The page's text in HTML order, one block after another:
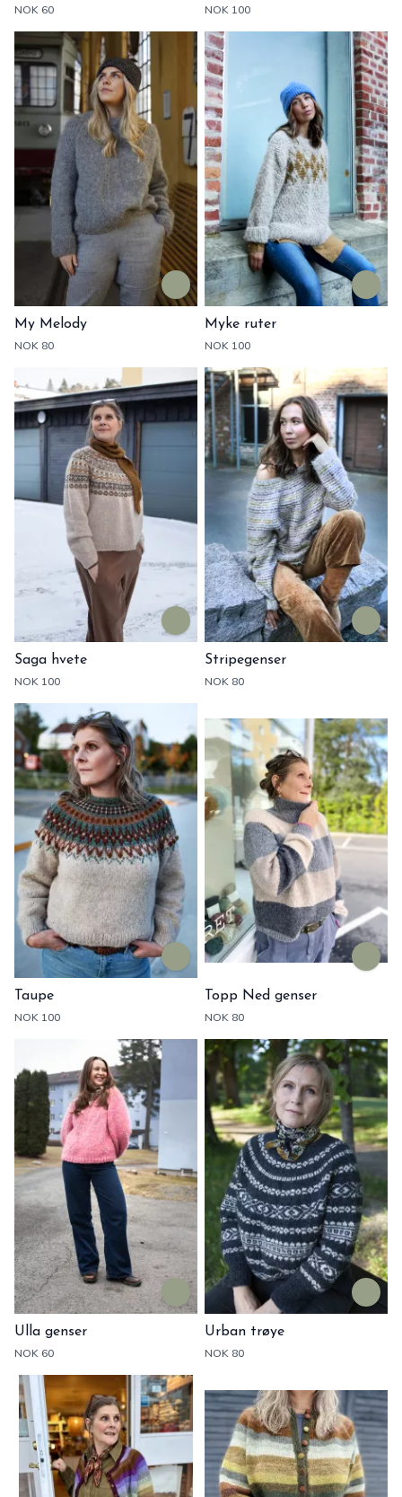
NOK 60 NOK 100
My Melody
NOK 80
Myke ruter
NOK 100
Saga hvete
NOK 100
Stripegenser
NOK 80
Taupe
NOK 100
Topp Ned genser
NOK 80
Ulla genser
NOK 60
Urban trøye
NOK 80